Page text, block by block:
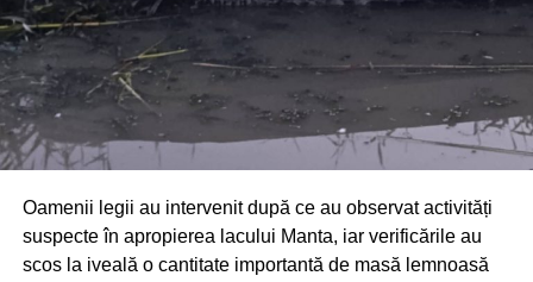
Oamenii legii au intervenit după ce au observat activități
suspecte în apropierea lacului Manta, iar verificările au
scos la iveală o cantitate importantă de masă lemnoasă